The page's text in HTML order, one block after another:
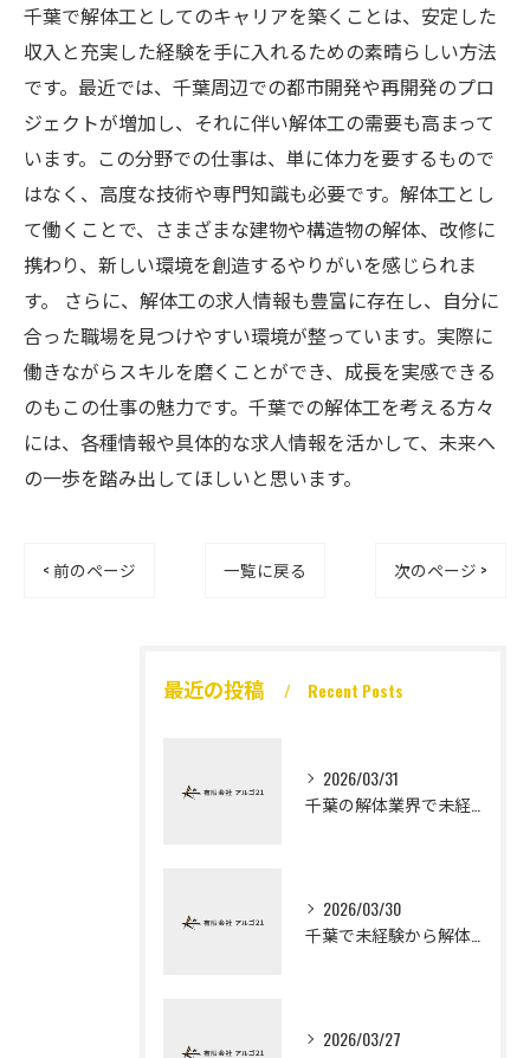
千葉で解体工としてのキャリアを築くことは、安定した
収入と充実した経験を手に入れるための素晴らしい方法
です。最近では、千葉周辺での都市開発や再開発のプロ
ジェクトが増加し、それに伴い解体工の需要も高まって
います。この分野での仕事は、単に体力を要するもので
はなく、高度な技術や専門知識も必要です。解体工とし
て働くことで、さまざまな建物や構造物の解体、改修に
携わり、新しい環境を創造するやりがいを感じられま
す。 さらに、解体工の求人情報も豊富に存在し、自分に
合った職場を見つけやすい環境が整っています。実際に
働きながらスキルを磨くことができ、成長を実感できる
のもこの仕事の魅力です。千葉での解体工を考える方々
には、各種情報や具体的な求人情報を活かして、未来へ
の一歩を踏み出してほしいと思います。
< 前のページ 一覧に戻る 次のページ >
最近の投稿 Recent Posts
2026/03/31
2026/03/30
2026/03/27